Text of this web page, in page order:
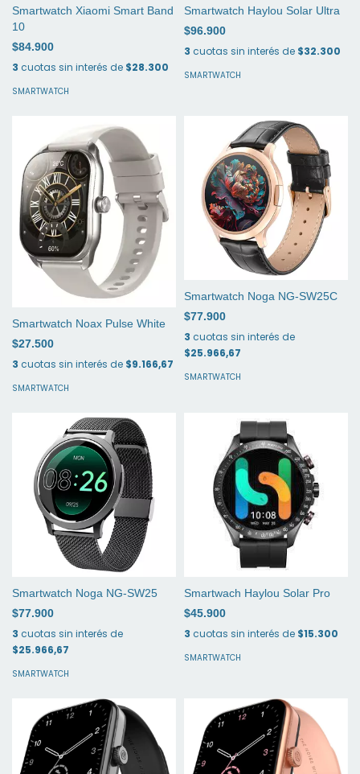
Smartwatch Xiaomi Smart Band
10
$84.900
3 cuotas sin interés de $28.300
SMARTWATCH
Smartwatch Haylou Solar Ultra
$96.900
3 cuotas sin interés de $32.300
SMARTWATCH
Smartwatch Noax Pulse White
$27.500
3 cuotas sin interés de $9.166,67
SMARTWATCH
Smartwatch Noga NG-SW25C
$77.900
3 cuotas sin interés de
$25.966,67
SMARTWATCH
Smartwatch Noga NG-SW25
$77.900
3 cuotas sin interés de
$25.966,67
SMARTWATCH
Smartwach Haylou Solar Pro
$45.900
3 cuotas sin interés de $15.300
SMARTWATCH